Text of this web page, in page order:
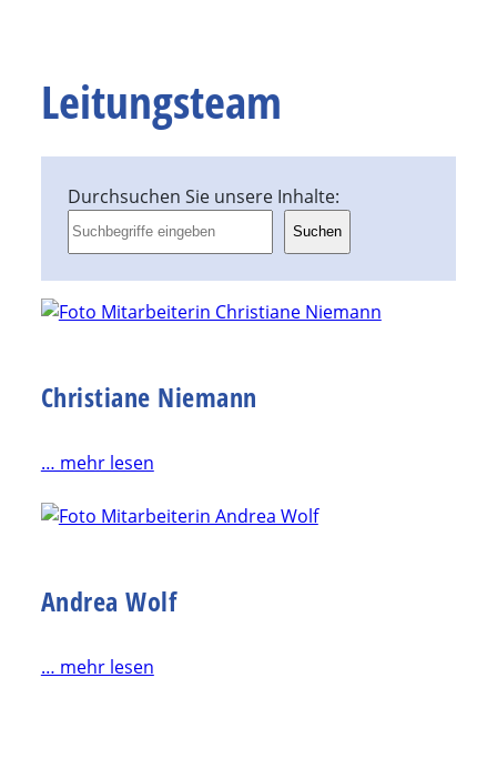
Leitungsteam
Durchsuchen Sie unsere Inhalte:
Suchen
Christiane Niemann
… mehr lesen
Andrea Wolf
… mehr lesen